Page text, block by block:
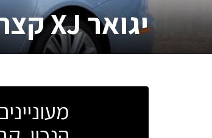
יגואר XJ קצר